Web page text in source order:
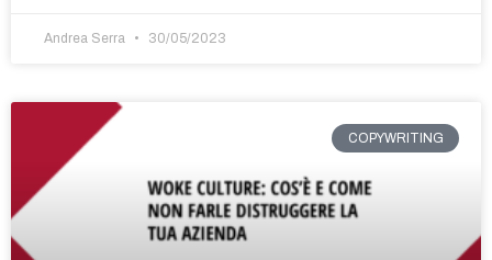
Andrea Serra 30/05/2023
COPYWRITING